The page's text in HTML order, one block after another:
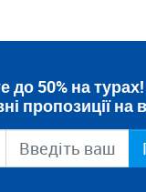
до 50% на
пропозиції на